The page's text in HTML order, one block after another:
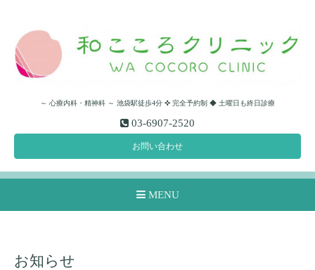
～ 心療内科・精神科 ～ 池袋駅徒歩4分 ✜ 完全予約制 ◆ 土曜日も終日診療
03-6907-2520
お問い合わせ
MENU
お知らせ